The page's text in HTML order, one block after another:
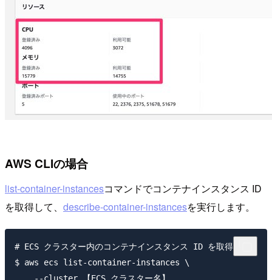
AWS CLIの場合
list-container-instancesコマンドでコンテナインスタンス ID
を取得して、 describe-container-instancesを実行します。
# ECS クラスター内のコンテナインスタンス ID を取得
$ aws ecs list-container-instances \